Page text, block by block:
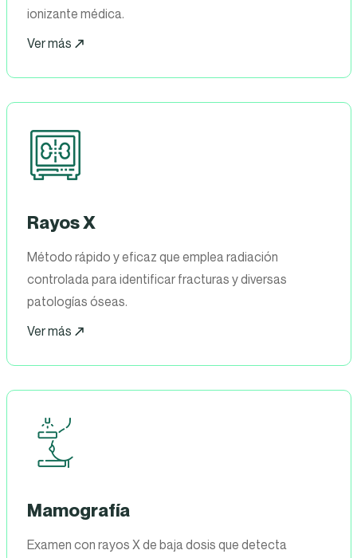
ionizante médica.
Ver más
Rayos X
Método rápido y eficaz que emplea radiación
controlada para identificar fracturas y diversas
patologías óseas.
Ver más
Mamografía
Examen con rayos X de baja dosis que detecta